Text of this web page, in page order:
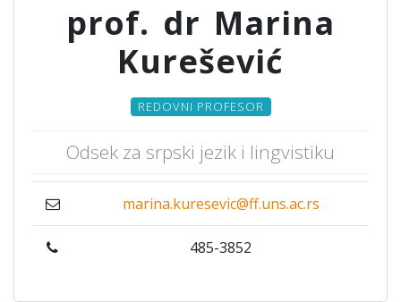
prof. dr Marina
Kurešević
REDOVNI PROFESOR
Odsek za srpski jezik i lingvistiku
marina.kuresevic@ff.uns.ac.rs
485-3852